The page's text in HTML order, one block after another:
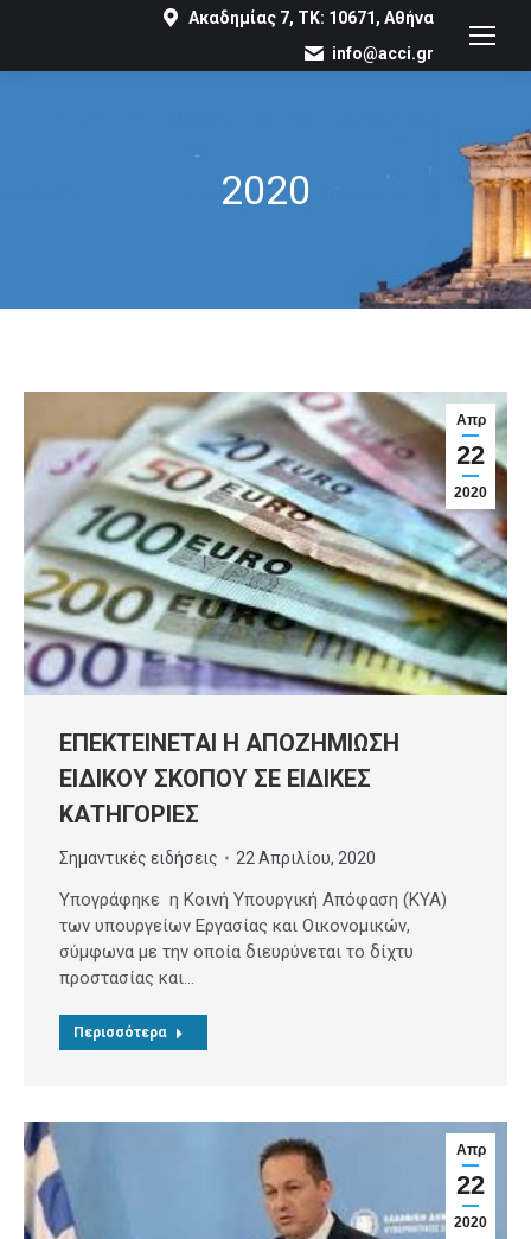
Ακαδημίας 7, ΤΚ: 10671, Αθήνα
info@acci.gr
2020
You are here:
Απρ
22
2020
ΕΠΕΚΤΕΙΝΕΤΑΙ Η ΑΠΟΖΗΜΙΩΣΗ
ΕΙΔΙΚΟΥ ΣΚΟΠΟΥ ΣΕ ΕΙΔΙΚΕΣ
ΚΑΤΗΓΟΡΙΕΣ
Σημαντικές ειδήσεις 22 Απριλίου, 2020
Υπογράφηκε η Κοινή Υπουργική Απόφαση (ΚΥΑ)
των υπουργείων Εργασίας και Οικονομικών,
σύμφωνα με την οποία διευρύνεται το δίχτυ
προστασίας και…
Περισσότερα
Απρ
22
2020